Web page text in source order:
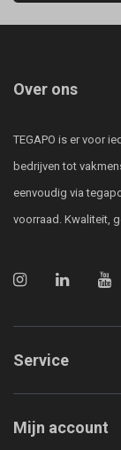
Over ons
TEGAPO is er voor
bedrijven tot
eenvoudig via
voorraad. Kwaliteit,
Service
Mijn account